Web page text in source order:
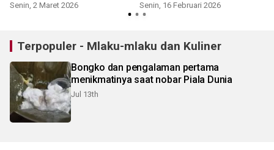
Senin, 2 Maret 2026 Senin, 16 Februari 2026
Terpopuler - Mlaku-mlaku dan Kuliner
Bongko dan pengalaman pertama
menikmatinya saat nobar Piala Dunia
Jul 13th